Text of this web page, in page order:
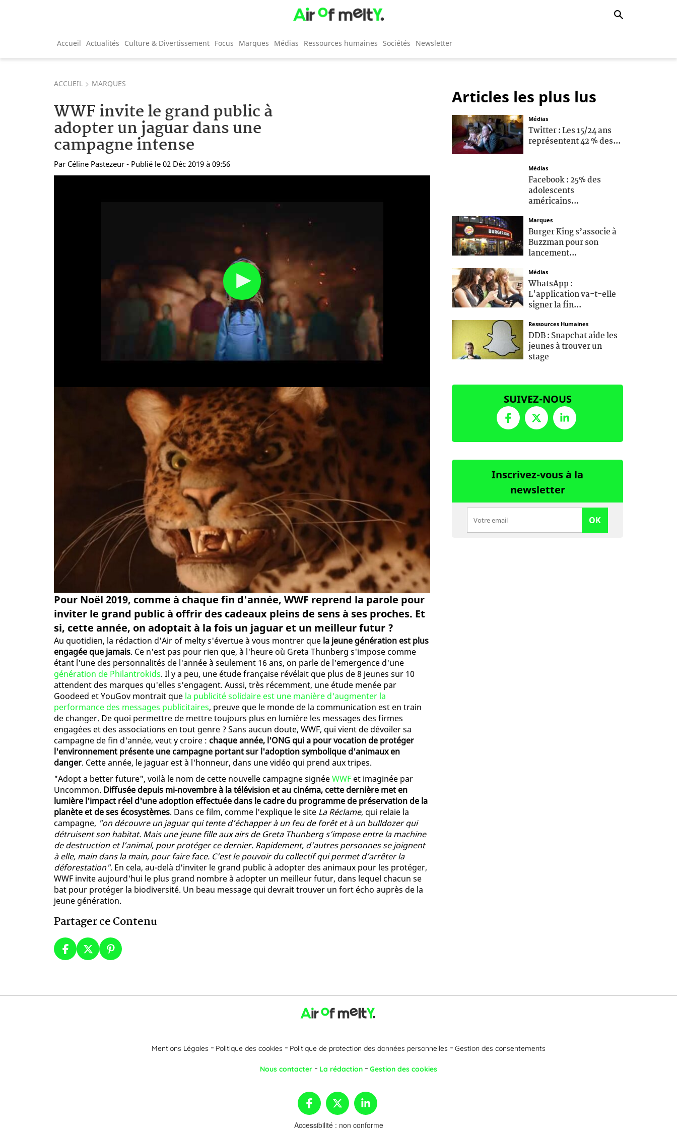
Accueil Actualités Culture & Divertissement Focus Marques Médias Ressources humaines Sociétés Newsletter
ACCUEIL MARQUES
WWF invite le grand public à
adopter un jaguar dans une
campagne intense
Par Céline Pastezeur - Publié le 02 Déc 2019 à 09:56
Pour Noël 2019, comme à chaque fin d'année, WWF reprend la parole pour
inviter le grand public à offrir des cadeaux pleins de sens à ses proches. Et
si, cette année, on adoptait à la fois un jaguar et un meilleur futur ?
Au quotidien, la rédaction d'Air of melty s'évertue à vous montrer que la jeune génération est plus
engagée que jamais. Ce n'est pas pour rien que, à l'heure où Greta Thunberg s'impose comme
étant l'une des personnalités de l'année à seulement 16 ans, on parle de l'emergence d'une
génération de Philantrokids. Il y a peu, une étude française révélait que plus de 8 jeunes sur 10
attendent des marques qu'elles s'engagent. Aussi, très récemment, une étude menée par
Goodeed et YouGov montrait que la publicité solidaire est une manière d'augmenter la
performance des messages publicitaires, preuve que le monde de la communication est en train
de changer. De quoi permettre de mettre toujours plus en lumière les messages des firmes
engagées et des associations en tout genre ? Sans aucun doute, WWF, qui vient de dévoiler sa
campagne de fin d'année, veut y croire : chaque année, l'ONG qui a pour vocation de protéger
l'environnement présente une campagne portant sur l'adoption symbolique d'animaux en
danger. Cette année, le jaguar est à l'honneur, dans une vidéo qui prend aux tripes.
"Adopt a better future", voilà le nom de cette nouvelle campagne signéeWWF et imaginée par
Uncommon. Diffusée depuis mi-novembre à la télévision et au cinéma, cette dernière met en
lumière l'impact réel d'une adoption effectuée dans le cadre du programme de préservation de la
planète et de ses écosystèmes. Dans ce film, comme l'explique le site La Réclame, qui relaie la
campagne, "on découvre un jaguar qui tente d’échapper à un feu de forêt et à un bulldozer qui
détruisent son habitat. Mais une jeune fille aux airs de Greta Thunberg s’impose entre la machine
de destruction et l’animal, pour protéger ce dernier. Rapidement, d’autres personnes se joignent
à elle, main dans la main, pour faire face. C’est le pouvoir du collectif qui permet d’arrêter la
déforestation". En cela, au-delà d'inviter le grand public à adopter des animaux pour les protéger,
WWF invite aujourd'hui le plus grand nombre à adopter un meilleur futur, dans lequel chacun se
bat pour protéger la biodiversité. Un beau message qui devrait trouver un fort écho auprès de la
jeune génération.
Partager ce Contenu
Articles les plus lus
Médias
Twitter : Les 15/24 ans
représentent 42 % des...
Médias
Facebook : 25% des
adolescents
américains...
Marques
Burger King s’associe à
Buzzman pour son
lancement...
Médias
WhatsApp :
L'application va-t-elle
signer la fin...
Ressources Humaines
DDB : Snapchat aide les
jeunes à trouver un
stage
SUIVEZ-NOUS
Inscrivez-vous à la
newsletter
OK
Mentions Légales Politique des cookies Politique de protection des données personnelles Gestion des consentements
Nous contacter La rédaction Gestion des cookies
Accessibilité : non conforme